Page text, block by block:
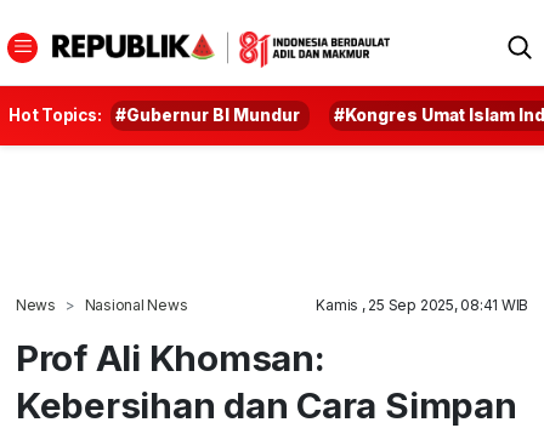
Hot Topics: #Gubernur BI Mundur #Kongres Umat Islam
News Nasional News Kamis , 25 Sep 2025, 08:41 WIB
Prof Ali Khomsan:
Kebersihan dan Cara Simpan